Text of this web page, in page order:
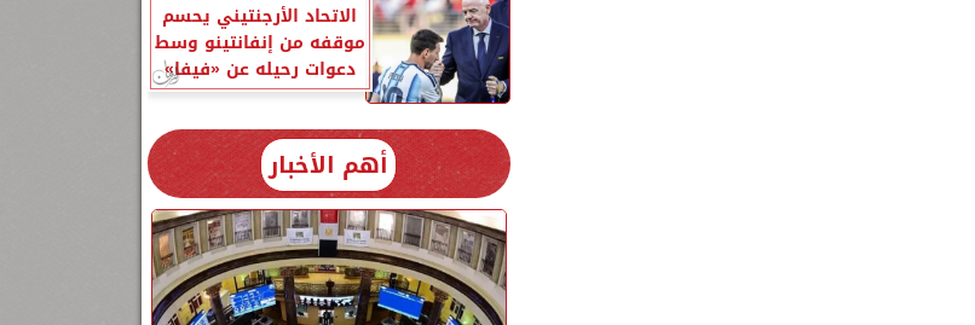
الاتحاد الأرجنتيني يحسم
موقفه من إنفانتينو وسط
دعوات رحيله عن «فيفا»
أهم الأخبار